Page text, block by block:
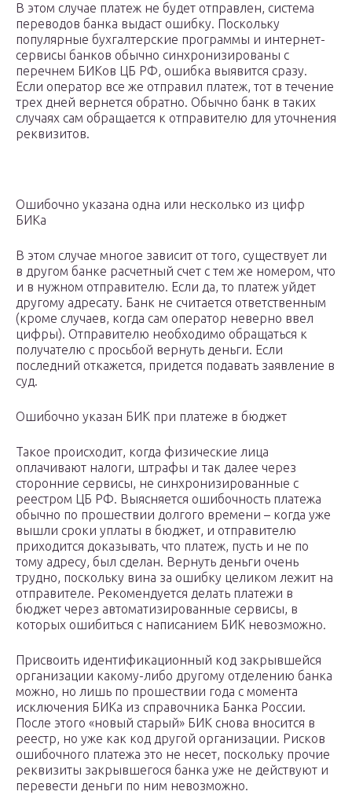
В этом случае платеж не будет отправлен, система
переводов банка выдаст ошибку. Поскольку
популярные бухгалтерские программы и интернет-
сервисы банков обычно синхронизированы с
перечнем БИКов ЦБ РФ, ошибка выявится сразу.
Если оператор все же отправил платеж, тот в течение
трех дней вернется обратно. Обычно банк в таких
случаях сам обращается к отправителю для уточнения
реквизитов.
Ошибочно указана одна или несколько из цифр
БИКа
В этом случае многое зависит от того, существует ли
в другом банке расчетный счет с тем же номером, что
и в нужном отправителю. Если да, то платеж уйдет
другому адресату. Банк не считается ответственным
(кроме случаев, когда сам оператор неверно ввел
цифры). Отправителю необходимо обращаться к
получателю с просьбой вернуть деньги. Если
последний откажется, придется подавать заявление в
суд.
Ошибочно указан БИК при платеже в бюджет
Такое происходит, когда физические лица
оплачивают налоги, штрафы и так далее через
сторонние сервисы, не синхронизированные с
реестром ЦБ РФ. Выясняется ошибочность платежа
обычно по прошествии долгого времени – когда уже
вышли сроки уплаты в бюджет, и отправителю
приходится доказывать, что платеж, пусть и не по
тому адресу, был сделан. Вернуть деньги очень
трудно, поскольку вина за ошибку целиком лежит на
отправителе. Рекомендуется делать платежи в
бюджет через автоматизированные сервисы, в
которых ошибиться с написанием БИК невозможно.
Присвоить идентификационный код закрывшейся
организации какому-либо другому отделению банка
можно, но лишь по прошествии года с момента
исключения БИКа из справочника Банка России.
После этого «новый старый» БИК снова вносится в
реестр, но уже как код другой организации. Рисков
ошибочного платежа это не несет, поскольку прочие
реквизиты закрывшегося банка уже не действуют и
перевести деньги по ним невозможно.